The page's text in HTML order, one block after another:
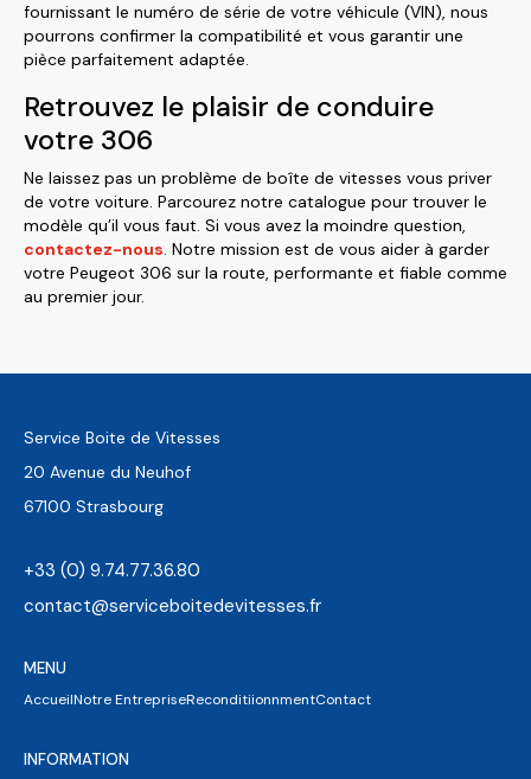
fournissant le numéro de série de votre véhicule (VIN), nous
pourrons confirmer la compatibilité et vous garantir une
pièce parfaitement adaptée.
Retrouvez le plaisir de conduire
votre 306
Ne laissez pas un problème de boîte de vitesses vous priver
de votre voiture. Parcourez notre catalogue pour trouver le
modèle qu’il vous faut. Si vous avez la moindre question,
contactez-nous. Notre mission est de vous aider à garder
votre Peugeot 306 sur la route, performante et fiable comme
au premier jour.
Service Boite de Vitesses
20 Avenue du Neuhof
67100 Strasbourg
+33 (0) 9.74.77.36.80
contact@serviceboitedevitesses.fr
MENU
AccueilNotre EntrepriseReconditiionnmentContact
INFORMATION